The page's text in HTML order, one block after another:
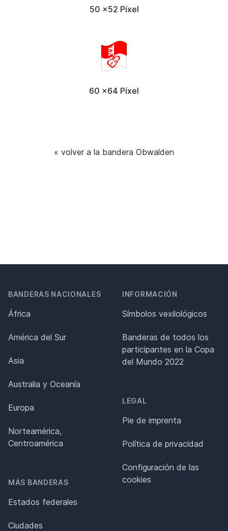
50 x52 Píxel
60 x64 Píxel
« volver a la bandera Obwalden
BANDERAS NACIONALES
África
América del Sur
Asia
Australia y Oceanía
Europa
Norteamérica,
Centroamérica
MÁS BANDERAS
Estados federales
Ciudades
INFORMACIÓN
Símbolos vexilológicos
Banderas de todos los
participantes en la Copa
del Mundo 2022
LEGAL
Pie de imprenta
Política de privacidad
Configuración de las
cookies